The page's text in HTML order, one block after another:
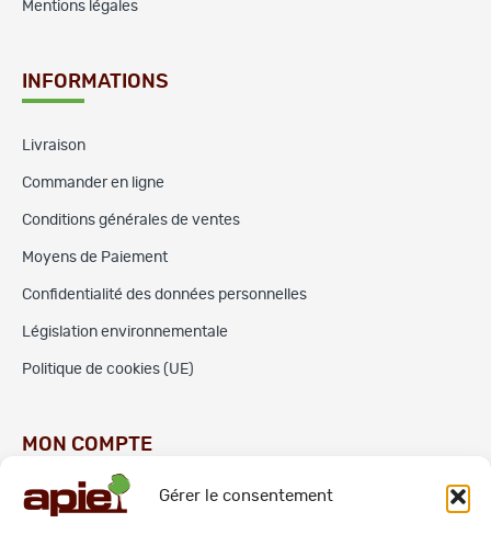
Gérer le consentement
Mentions légales
INFORMATIONS
Livraison
Commander en ligne
Conditions générales de ventes
Moyens de Paiement
Confidentialité des données personnelles
Législation environnementale
Politique de cookies (UE)
MON COMPTE
Commandes